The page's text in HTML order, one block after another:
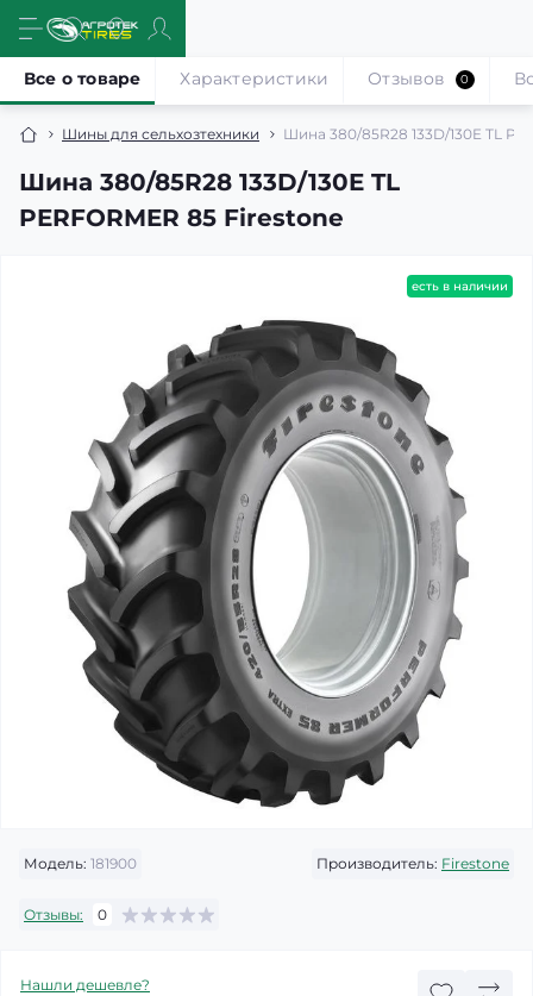
Шины для сельхозтехники Шина 380/85R28 133D/130E TL
Шина 380/85R28 133D/130E TL
PERFORMER 85 Firestone
Все о товаре Характеристики Отзывов 0
есть в наличии
Модель: 181900 Производитель: Firestone
Отзывы: 0
Нашли дешевле?